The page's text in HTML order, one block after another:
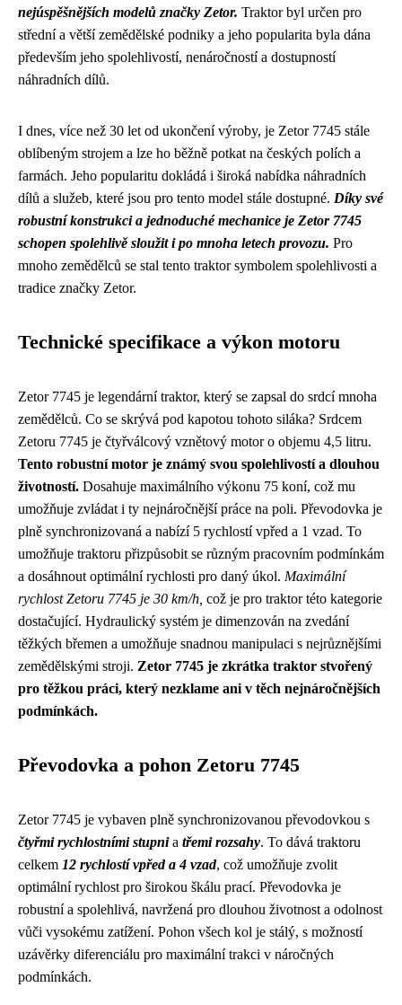
nejúspěšnějších modelů značky Zetor. Traktor byl určen pro
střední a větší zemědělské podniky a jeho popularita byla dána
především jeho spolehlivostí, nenáročností a dostupností
náhradních dílů.
I dnes, více než 30 let od ukončení výroby, je Zetor 7745 stále
oblíbeným strojem a lze ho běžně potkat na českých polích a
farmách. Jeho popularitu dokládá i široká nabídka náhradních
dílů a služeb, které jsou pro tento model stále dostupné. Díky své
robustní konstrukci a jednoduché mechanice je Zetor 7745
schopen spolehlivě sloužit i po mnoha letech provozu. Pro
mnoho zemědělců se stal tento traktor symbolem spolehlivosti a
tradice značky Zetor.
Technické specifikace a výkon motoru
Zetor 7745 je legendární traktor, který se zapsal do srdcí mnoha
zemědělců. Co se skrývá pod kapotou tohoto siláka? Srdcem
Zetoru 7745 je čtyřválcový vznětový motor o objemu 4,5 litru.
Tento robustní motor je známý svou spolehlivostí a dlouhou
životností. Dosahuje maximálního výkonu 75 koní, což mu
umožňuje zvládat i ty nejnáročnější práce na poli. Převodovka je
plně synchronizovaná a nabízí 5 rychlostí vpřed a 1 vzad. To
umožňuje traktoru přizpůsobit se různým pracovním podmínkám
a dosáhnout optimální rychlosti pro daný úkol. Maximální
rychlost Zetoru 7745 je 30 km/h, což je pro traktor této kategorie
dostačující. Hydraulický systém je dimenzován na zvedání
těžkých břemen a umožňuje snadnou manipulaci s nejrůznějšími
zemědělskými stroji. Zetor 7745 je zkrátka traktor stvořený
pro těžkou práci, který nezklame ani v těch nejnáročnějších
podmínkách.
Převodovka a pohon Zetoru 7745
Zetor 7745 je vybaven plně synchronizovanou převodovkou s
čtyřmi rychlostními stupnia třemi rozsahy. To dává traktoru
celkem 12 rychlostí vpřed a 4 vzad, což umožňuje zvolit
optimální rychlost pro širokou škálu prací. Převodovka je
robustní a spolehlivá, navržená pro dlouhou životnost a odolnost
vůči vysokému zatížení. Pohon všech kol je stálý, s možností
uzávěrky diferenciálu pro maximální trakci v náročných
podmínkách.